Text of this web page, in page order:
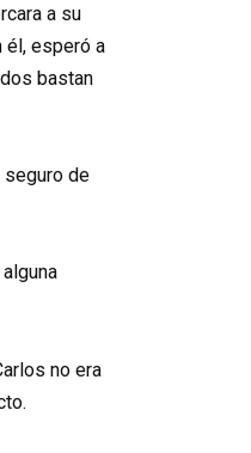
a su
él, esperó a
bastan
seguro de
no era